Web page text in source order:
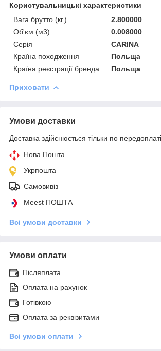
Користувальницькі характеристики
Вага брутто (кг.)
2.800000
Об'єм (м3)
0.008000
Серія
CARINA
Країна походження
Польща
Країна реєстрації бренда
Польща
Приховати
Умови доставки
Доставка здійснюється тільки по передоплаті.
Нова Пошта
Укрпошта
Самовивіз
Meest ПОШТА
Всі умови доставки
Умови оплати
Післяплата
Оплата на рахунок
Готівкою
Оплата за реквізитами
Всі умови оплати